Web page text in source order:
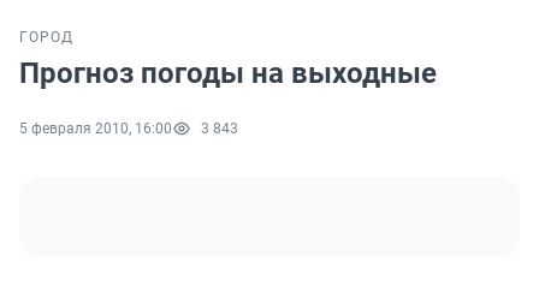
ГОРОД
Прогноз погоды на выходные
5 февраля 2010, 16:00 3 843